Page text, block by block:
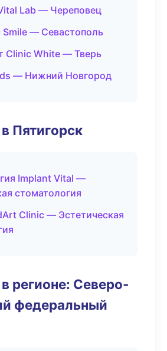
Lab — Череповец
— Севастополь
Clinic White — Тверь
— Нижний Новгород
Пятигорск
Implant Vital —
стоматология
Clinic — Эстетическая
регионе: Северо-
федеральный